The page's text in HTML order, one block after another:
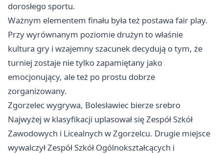
dorosłego sportu.
Ważnym elementem finału była też postawa fair play.
Przy wyrównanym poziomie drużyn to właśnie
kultura gry i wzajemny szacunek decydują o tym, że
turniej zostaje nie tylko zapamiętany jako
emocjonujący, ale też po prostu dobrze
zorganizowany.
Zgorzelec wygrywa, Bolesławiec bierze srebro
Najwyżej w klasyfikacji uplasował się Zespół Szkół
Zawodowych i Licealnych w Zgorzelcu. Drugie miejsce
wywalczył Zespół Szkół Ogólnokształcących i